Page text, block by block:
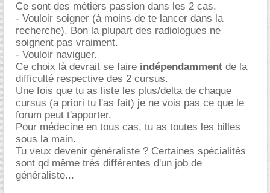
Ce sont des métiers passion dans les 2 cas.
- Vouloir soigner (à moins de te lancer dans la
recherche). Bon la plupart des radiologues ne
soignent pas vraiment.
- Vouloir naviguer.
Ce choix là devrait se faire indépendamment de la
difficulté respective des 2 cursus.
Une fois que tu as liste les plus/delta de chaque
cursus (a priori tu l'as fait) je ne vois pas ce que le
forum peut t'apporter.
Pour médecine en tous cas, tu as toutes les billes
sous la main.
Tu veux devenir généraliste ? Certaines spécialités
sont qd même très différentes d'un job de
généraliste...